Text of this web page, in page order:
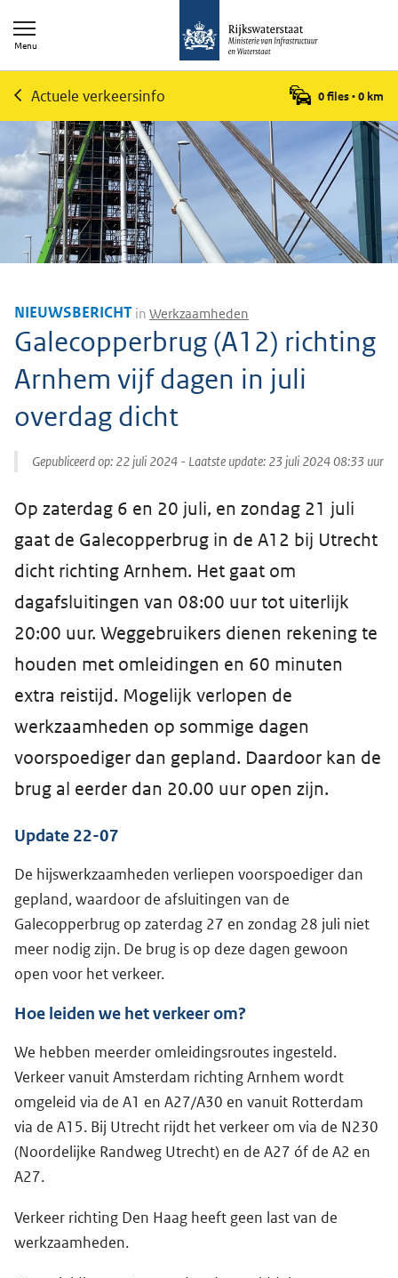
Menu
Actuele verkeersinfo 0 files•0 km
NIEUWSBERICHT in Werkzaamheden
Galecopperbrug (A12) richting
Arnhem vijf dagen in juli
overdag dicht
Gepubliceerd op: 22 juli 2024 - Laatste update: 23 juli 2024 08:33 uur
Op zaterdag 6 en 20 juli, en zondag 21 juli
gaat de Galecopperbrug in de A12 bij Utrecht
dicht richting Arnhem. Het gaat om
dagafsluitingen van 08:00 uur tot uiterlijk
20:00 uur. Weggebruikers dienen rekening te
houden met omleidingen en 60 minuten
extra reistijd. Mogelijk verlopen de
werkzaamheden op sommige dagen
voorspoediger dan gepland. Daardoor kan de
brug al eerder dan 20.00 uur open zijn.
Update 22-07
De hijswerkzaamheden verliepen voorspoediger dan
gepland, waardoor de afsluitingen van de
Galecopperbrug op zaterdag 27 en zondag 28 juli niet
meer nodig zijn. De brug is op deze dagen gewoon
open voor het verkeer.
Hoe leiden we het verkeer om?
We hebben meerder omleidingsroutes ingesteld.
Verkeer vanuit Amsterdam richting Arnhem wordt
omgeleid via de A1 en A27/A30 en vanuit Rotterdam
via de A15. Bij Utrecht rijdt het verkeer om via de N230
(Noordelijke Randweg Utrecht) en de A27 óf de A2 en
A27.
Verkeer richting Den Haag heeft geen last van de
werkzaamheden.